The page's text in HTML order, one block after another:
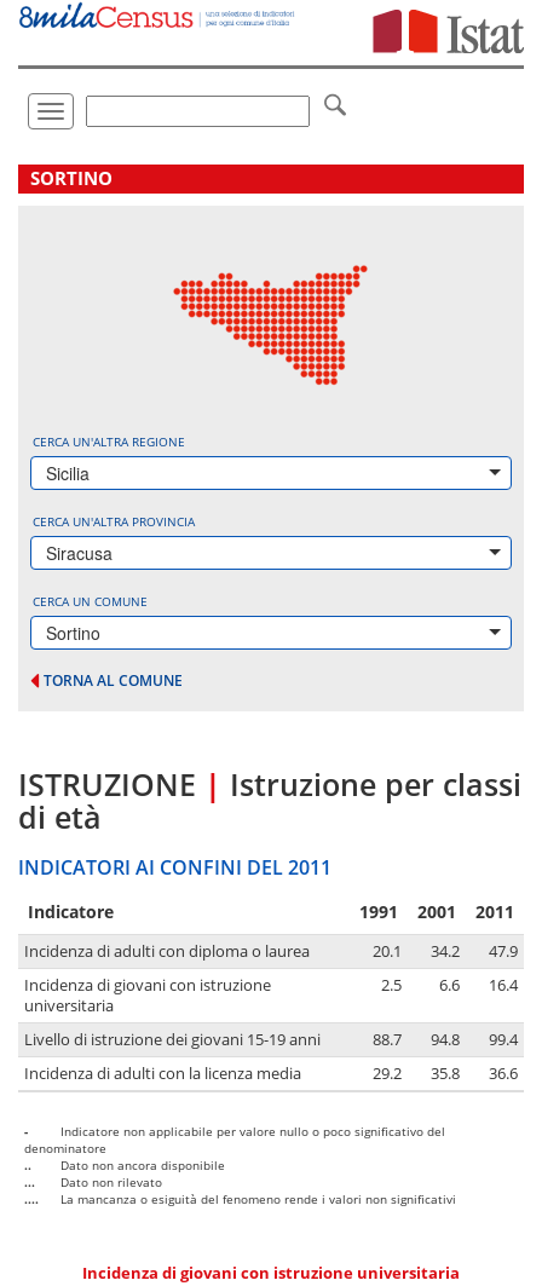
Vai
direttamente
Toggle
navigation
.
SORTINO
CERCA UN'ALTRA REGIONE
Sicilia
CERCA UN'ALTRA PROVINCIA
Siracusa
CERCA UN COMUNE
Sortino
TORNA AL COMUNE
ISTRUZIONE | Istruzione per classi
di età
INDICATORI AI CONFINI DEL 2011
Indicatore 1991 2001 2011
Incidenza di adulti con diploma o laurea 20.1 34.2
47.9
Incidenza di giovani con istruzione
universitaria
2.5 6.6 16.4
Livello di istruzione dei giovani 15-19 anni 88.7 94.8
99.4
Incidenza di adulti con la licenza media
29.2 35.8 36.6
-
Indicatore non applicabile per valore nullo o poco significativo del
denominatore
..
Dato non ancora disponibile
...
Dato non rilevato
....
La mancanza o esiguità del fenomeno rende i valori non significativi
Incidenza di giovani con istruzione universitaria